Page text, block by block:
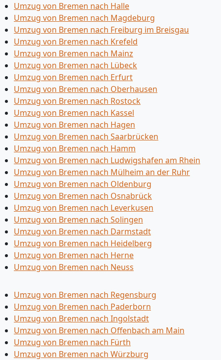
Umzug von Bremen nach Halle
Umzug von Bremen nach Magdeburg
Umzug von Bremen nach Freiburg im Breisgau
Umzug von Bremen nach Krefeld
Umzug von Bremen nach Mainz
Umzug von Bremen nach Lübeck
Umzug von Bremen nach Erfurt
Umzug von Bremen nach Oberhausen
Umzug von Bremen nach Rostock
Umzug von Bremen nach Kassel
Umzug von Bremen nach Hagen
Umzug von Bremen nach Saarbrücken
Umzug von Bremen nach Hamm
Umzug von Bremen nach Ludwigshafen am Rhein
Umzug von Bremen nach Mülheim an der Ruhr
Umzug von Bremen nach Oldenburg
Umzug von Bremen nach Osnabrück
Umzug von Bremen nach Leverkusen
Umzug von Bremen nach Solingen
Umzug von Bremen nach Darmstadt
Umzug von Bremen nach Heidelberg
Umzug von Bremen nach Herne
Umzug von Bremen nach Neuss
Umzug von Bremen nach Regensburg
Umzug von Bremen nach Paderborn
Umzug von Bremen nach Ingolstadt
Umzug von Bremen nach Offenbach am Main
Umzug von Bremen nach Fürth
Umzug von Bremen nach Würzburg